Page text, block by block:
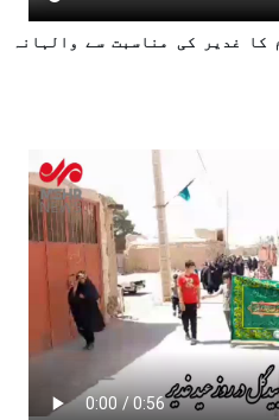
کا غدیر کی مناسبت سے والہانہ